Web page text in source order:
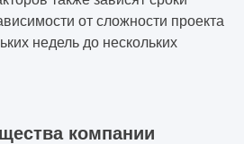
от сложности проекта
недель до нескольких
компании